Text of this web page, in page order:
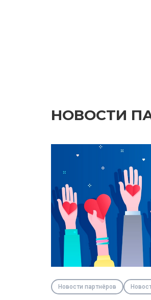
НОВОСТИ
Новости партнёров